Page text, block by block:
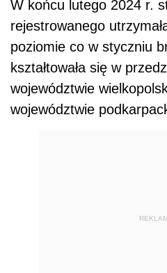
W końcu lutego 2024 r.
rejestrowanego
poziomie co w styczniu
kształtowała się w
województwie
województwie